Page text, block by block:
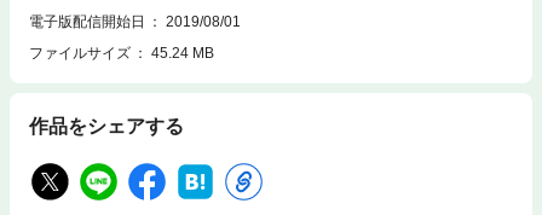
電子版配信開始日
2019/08/01
ファイルサイズ
45.24 MB
作品をシェアする